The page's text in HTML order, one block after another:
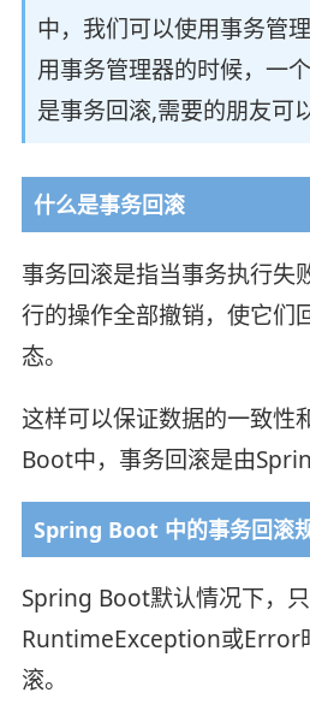
中，我们可以使用事务管
用事务管理器的时候，一
是事务回滚,需要的朋友可
什么是事务回滚
事务回滚是指当事务执行失
行的操作全部撤销，使它们
态。
这样可以保证数据的一致性
Boot中，事务回滚是由
Spring Boot 中的事务回滚
Spring Boot默认情况下，
RuntimeException或Error
滚。